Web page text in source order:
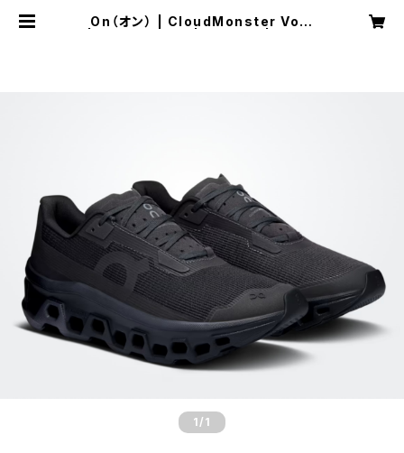
On（オン） | CloudMonster Void
1 /1